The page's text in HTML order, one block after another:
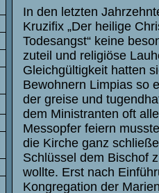
In den letzten
Kruzifix „Der heilige
Todesangst“ keine
zuteil und religiöse
Gleichgültigkeit hatten
Bewohnern Limpias so
der greise und
dem Ministranten oft
Messopfer feiern
die Kirche ganz
Schlüssel dem Bischof
wollte. Erst nach
Kongregation der